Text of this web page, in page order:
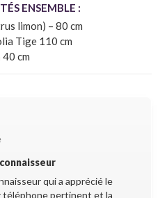
ENSEMBLE :
limon) – 80 cm
Tige 110 cm
cm
qui a apprécié le
téléphone pertinent et la